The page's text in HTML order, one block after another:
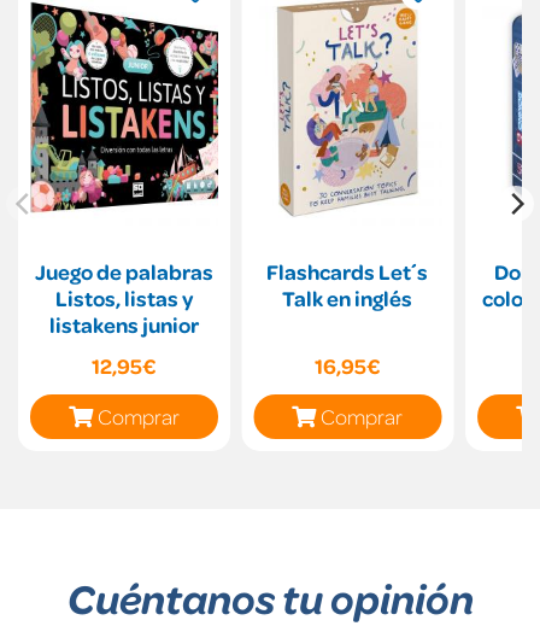
Juego de palabras
Listos, listas y
listakens junior
12,95€
Comprar
Flashcards Let´s
Talk en inglés
16,95€
Comprar
Cuéntanos tu opinión